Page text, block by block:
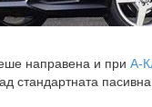
направена и при А-
стандартната